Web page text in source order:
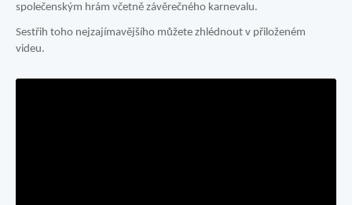
společenským hrám včetně závěrečného karnevalu.
Sestřih toho nejzajímavějšího můžete zhlédnout v přiloženém
videu.